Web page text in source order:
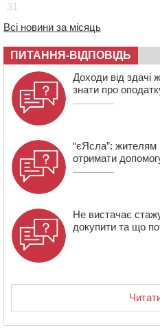
11:35
Від 80 гривень за
стрибок цін на гречку
10:56 Захисника зі
Авдіївку, нагородили
10:10 На Черкащині п’яний
мопедом: двоє людей у
31
Всі новини за місяць
ПИТАННЯ-ВІДПОВІДЬ
Доходи від здачі
знати про
“єЯсла”: жителям
отримати
Не вистачає
докупити та що